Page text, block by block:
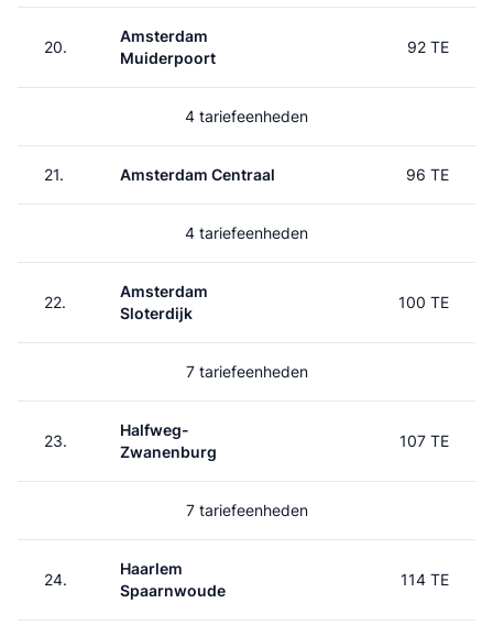
20.
Amsterdam
Muiderpoort
92 TE
4 tariefeenheden
21. Amsterdam Centraal 96 TE
4 tariefeenheden
22.
Amsterdam
Sloterdijk
100 TE
7 tariefeenheden
23.
Halfweg-
Zwanenburg
107 TE
7 tariefeenheden
24.
Haarlem
Spaarnwoude
114 TE